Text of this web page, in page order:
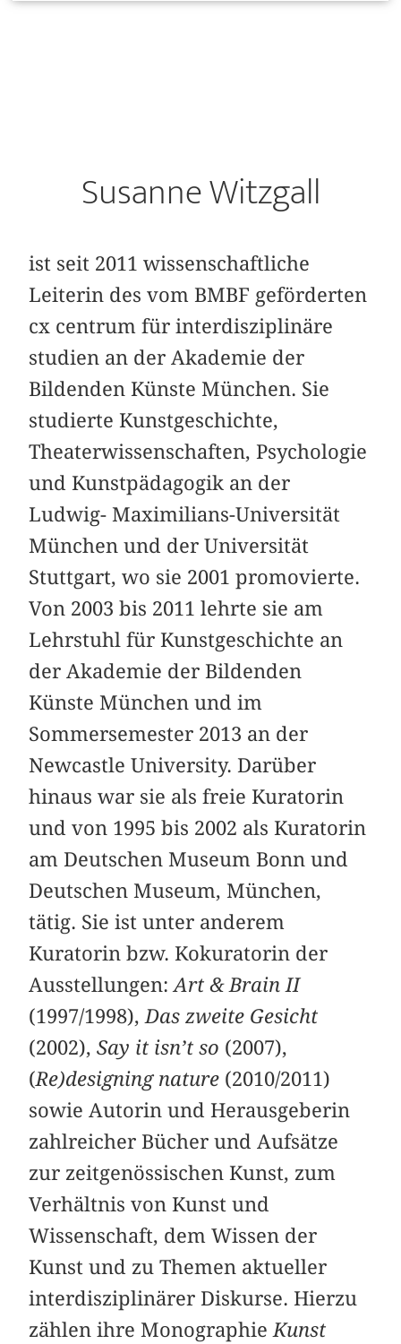
Susanne Witzgall
ist seit 2011 wissenschaftliche
Leiterin des vom BMBF geförderten
cx centrum für interdisziplinäre
studien an der Akademie der
Bildenden Künste München. Sie
studierte Kunstgeschichte,
Theaterwissenschaften, Psychologie
und Kunstpädagogik an der
Ludwig- Maximilians-Universität
München und der Universität
Stuttgart, wo sie 2001 promovierte.
Von 2003 bis 2011 lehrte sie am
Lehrstuhl für Kunstgeschichte an
der Akademie der Bildenden
Künste München und im
Sommersemester 2013 an der
Newcastle University. Darüber
hinaus war sie als freie Kuratorin
und von 1995 bis 2002 als Kuratorin
am Deutschen Museum Bonn und
Deutschen Museum, München,
tätig. Sie ist unter anderem
Kuratorin bzw. Kokuratorin der
Ausstellungen:Art & Brain II
(1997/1998), Das zweite Gesicht
(2002),Say it isn’t so (2007),
(Re)designing nature (2010/2011)
sowie Autorin und Herausgeberin
zahlreicher Bücher und Aufsätze
zur zeitgenössischen Kunst, zum
Verhältnis von Kunst und
Wissenschaft, dem Wissen der
Kunst und zu Themen aktueller
interdisziplinärer Diskurse. Hierzu
zählen ihre Monographie Kunst